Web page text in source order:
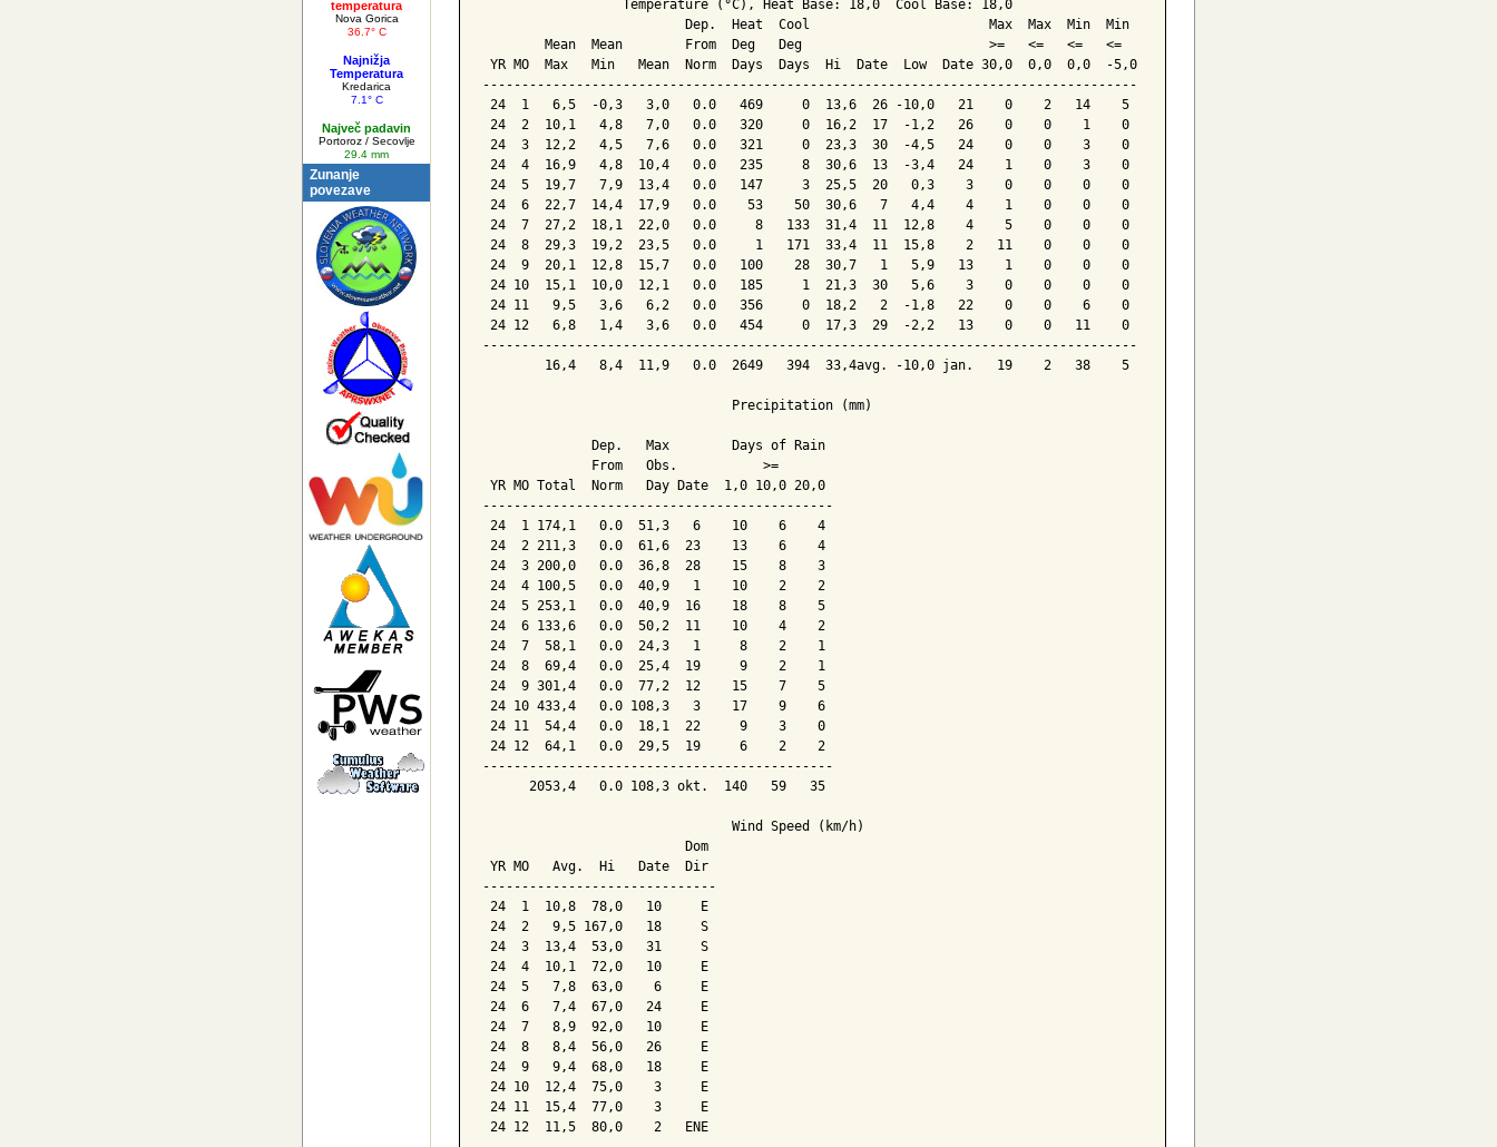
temperatura
Nova Gorica
36.7° C
Najnižja
Temperatura
Kredarica
7.1° C
Največ padavin
Portoroz / Secovlje
29.4 mm
Zunanje
povezave
                  Temperature (°C), Heat Base: 18,0  Cool Base: 18,0
                          Dep.  Heat  Cool                       Max  Max  Min  Min
        Mean  Mean        From  Deg   Deg                        >=   <=   <=   <=
YR MO  Max   Min   Mean  Norm  Days  Days  Hi  Date  Low  Date 30,0  0,0  0,0  -5,0
------------------------------------------------------------------------------------
24  1   6,5  -0,3   3,0   0.0   469     0  13,6  26 -10,0   21    0    2   14    5
24  2  10,1   4,8   7,0   0.0   320     0  16,2  17  -1,2   26    0    0    1    0
24  3  12,2   4,5   7,6   0.0   321     0  23,3  30  -4,5   24    0    0    3    0
24  4  16,9   4,8  10,4   0.0   235     8  30,6  13  -3,4   24    1    0    3    0
24  5  19,7   7,9  13,4   0.0   147     3  25,5  20   0,3    3    0    0    0    0
24  6  22,7  14,4  17,9   0.0    53    50  30,6   7   4,4    4    1    0    0    0
24  7  27,2  18,1  22,0   0.0     8   133  31,4  11  12,8    4    5    0    0    0
24  8  29,3  19,2  23,5   0.0     1   171  33,4  11  15,8    2   11    0    0    0
24  9  20,1  12,8  15,7   0.0   100    28  30,7   1   5,9   13    1    0    0    0
24 10  15,1  10,0  12,1   0.0   185     1  21,3  30   5,6    3    0    0    0    0
24 11   9,5   3,6   6,2   0.0   356     0  18,2   2  -1,8   22    0    0    6    0
24 12   6,8   1,4   3,6   0.0   454     0  17,3  29  -2,2   13    0    0   11    0
------------------------------------------------------------------------------------
        16,4   8,4  11,9   0.0  2649   394  33,4avg. -10,0 jan.   19    2   38    5
                                Precipitation (mm)
              Dep.   Max        Days of Rain
              From   Obs.           >=
YR MO Total  Norm   Day Date  1,0 10,0 20,0
---------------------------------------------
24  1 174,1   0.0  51,3   6    10    6    4
24  2 211,3   0.0  61,6  23    13    6    4
24  3 200,0   0.0  36,8  28    15    8    3
24  4 100,5   0.0  40,9   1    10    2    2
24  5 253,1   0.0  40,9  16    18    8    5
24  6 133,6   0.0  50,2  11    10    4    2
24  7  58,1   0.0  24,3   1     8    2    1
24  8  69,4   0.0  25,4  19     9    2    1
24  9 301,4   0.0  77,2  12    15    7    5
24 10 433,4   0.0 108,3   3    17    9    6
24 11  54,4   0.0  18,1  22     9    3    0
24 12  64,1   0.0  29,5  19     6    2    2
---------------------------------------------
      2053,4   0.0 108,3 okt.  140   59   35
                                Wind Speed (km/h)
                          Dom
YR MO   Avg.  Hi   Date  Dir
------------------------------
24  1  10,8  78,0   10     E
24  2   9,5 167,0   18     S
24  3  13,4  53,0   31     S
24  4  10,1  72,0   10     E
24  5   7,8  63,0    6     E
24  6   7,4  67,0   24     E
24  7   8,9  92,0   10     E
24  8   8,4  56,0   26     E
24  9   9,4  68,0   18     E
24 10  12,4  75,0    3     E
24 11  15,4  77,0    3     E
24 12  11,5  80,0    2   ENE